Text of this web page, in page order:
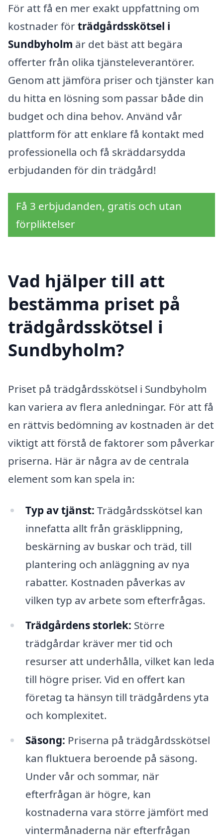
För att få en mer exakt uppfattning om
kostnader förträdgårdsskötsel i
Sundbyholm är det bäst att begära
offerter från olika tjänsteleverantörer.
Genom att jämföra priser och tjänster kan
du hitta en lösning som passar både din
budget och dina behov. Använd vår
plattform för att enklare få kontakt med
professionella och få skräddarsydda
erbjudanden för din trädgård!
Få 3 erbjudanden, gratis och utan
förpliktelser
Vad hjälper till att
bestämma priset på
trädgårdsskötsel i
Sundbyholm?
Priset på trädgårdsskötsel i Sundbyholm
kan variera av flera anledningar. För att få
en rättvis bedömning av kostnaden är det
viktigt att förstå de faktorer som påverkar
priserna. Här är några av de centrala
element som kan spela in:
Typ av tjänst: Trädgårdsskötsel kan
innefatta allt från gräsklippning,
beskärning av buskar och träd, till
plantering och anläggning av nya
rabatter. Kostnaden påverkas av
vilken typ av arbete som efterfrågas.
Trädgårdens storlek: Större
trädgårdar kräver mer tid och
resurser att underhålla, vilket kan leda
till högre priser. Vid en offert kan
företag ta hänsyn till trädgårdens yta
och komplexitet.
Säsong: Priserna på trädgårdsskötsel
kan fluktuera beroende på säsong.
Under vår och sommar, när
efterfrågan är högre, kan
kostnaderna vara större jämfört med
vintermånaderna när efterfrågan